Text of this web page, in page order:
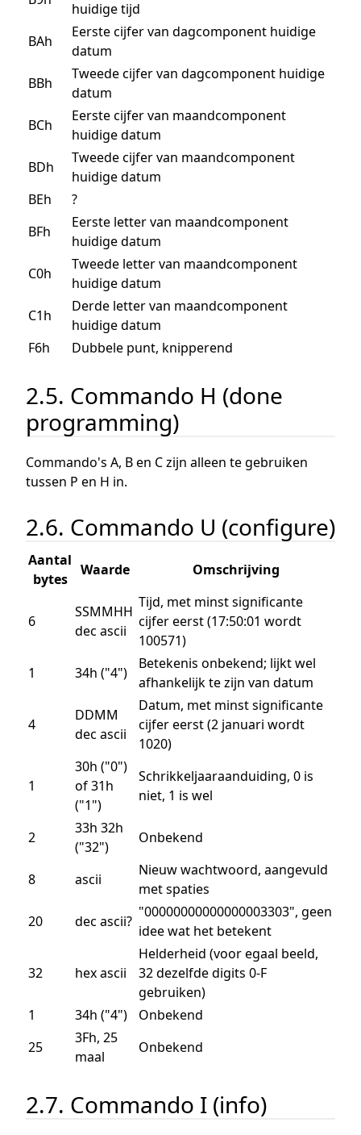
huidige tijd
BAh
Eerste cijfer van dagcomponent huidige
datum
BBh
Tweede cijfer van dagcomponent huidige
datum
BCh
Eerste cijfer van maandcomponent
huidige datum
BDh
Tweede cijfer van maandcomponent
huidige datum
BEh
?
BFh
Eerste letter van maandcomponent
huidige datum
C0h
Tweede letter van maandcomponent
huidige datum
C1h
Derde letter van maandcomponent
huidige datum
F6h
Dubbele punt, knipperend
2.5. Commando H (done
programming)
Commando's A, B en C zijn alleen te gebruiken
tussen P en H in.
2.6. Commando U (configure)
Aantal
bytes
Waarde Omschrijving
6
SSMMHH
dec ascii
Tijd, met minst significante
cijfer eerst (17:50:01 wordt
100571)
1
34h ("4")
Betekenis onbekend; lijkt wel
afhankelijk te zijn van datum
4
DDMM
dec ascii
Datum, met minst significante
cijfer eerst (2 januari wordt
1020)
1
30h ("0")
of 31h
("1")
Schrikkeljaaraanduiding, 0 is
niet, 1 is wel
2
33h 32h
("32")
Onbekend
8 ascii
Nieuw wachtwoord, aangevuld
met spaties
20
dec ascii?
"00000000000000003303", geen
idee wat het betekent
32 hex ascii
Helderheid (voor egaal beeld,
32 dezelfde digits 0-F
gebruiken)
1
34h ("4")
Onbekend
25
3Fh, 25
maal
Onbekend
2.7. Commando I (info)